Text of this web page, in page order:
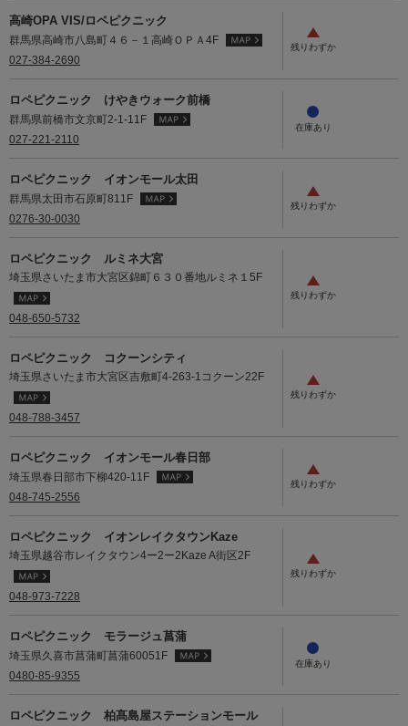
高崎OPA VIS/ロペピクニック
群馬県高崎市八島町４６－１高崎ＯＰＡ4F
027-384-2690
ロペピクニック けやきウォーク前橋
群馬県前橋市文京町2-1-11F
027-221-2110
ロペピクニック イオンモール太田
群馬県太田市石原町811F
0276-30-0030
ロペピクニック ルミネ大宮
埼玉県さいたま市大宮区錦町６３０番地ルミネ１5F
048-650-5732
ロペピクニック コクーンシティ
埼玉県さいたま市大宮区吉敷町4-263-1コクーン22F
048-788-3457
ロペピクニック イオンモール春日部
埼玉県春日部市下柳420-11F
048-745-2556
ロペピクニック イオンレイクタウンKaze
埼玉県越谷市レイクタウン4ー2ー2Kaze A街区2F
048-973-7228
ロペピクニック モラージュ菖蒲
埼玉県久喜市菖蒲町菖蒲60051F
0480-85-9355
ロペピクニック 柏髙島屋ステーションモール